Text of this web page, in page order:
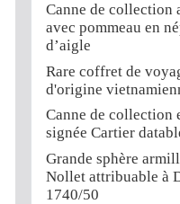
Canne de collection
avec pommeau en
d’aigle
Rare coffret de
d'origine
Canne de collection
signée Cartier
Grande sphère
Nollet attribuable à
1740/50